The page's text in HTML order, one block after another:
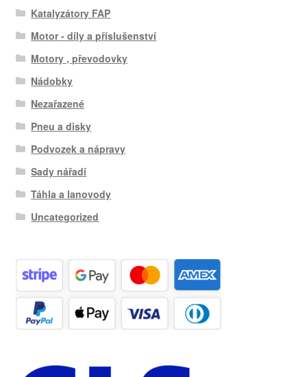
Katalyzátory FAP
Motor - díly a příslušenství
Motory , převodovky
Nádobky
Nezařazené
Pneu a disky
Podvozek a nápravy
Sady nářadí
Táhla a lanovody
Uncategorized